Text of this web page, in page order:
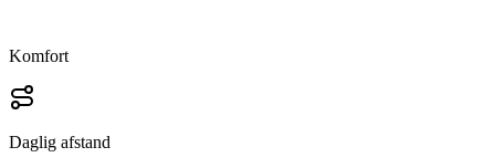
Komfort
Daglig afstand